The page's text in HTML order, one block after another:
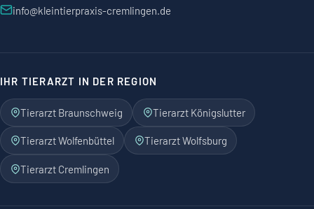
info@kleintierpraxis-cremlingen.de
IHR TIERARZT IN DER REGION
Tierarzt Braunschweig Tierarzt Königslutter
Tierarzt Wolfenbüttel Tierarzt Wolfsburg
Tierarzt Cremlingen